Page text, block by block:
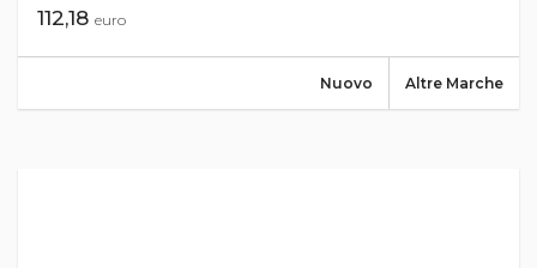
112,18 euro
Altre Marche
Nuovo